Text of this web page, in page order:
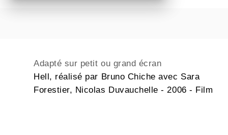
Adapté sur petit ou grand écran
Hell, réalisé par Bruno Chiche avec Sara
Forestier, Nicolas Duvauchelle - 2006 - Film